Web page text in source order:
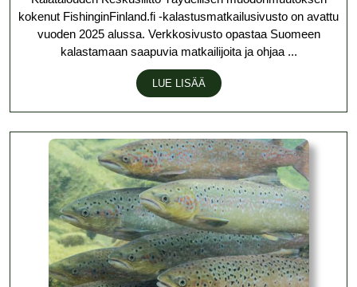
kokenut FishinginFinland.fi -kalastusmatkailusivusto on avattu
vuoden 2025 alussa. Verkkosivusto opastaa Suomeen
kalastamaan saapuvia matkailijoita ja ohjaa ...
LUE LISÄÄ LUE
LISÄÄ